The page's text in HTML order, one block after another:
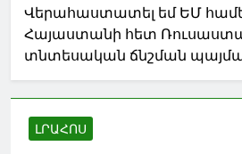
Վերահաստատել եմ ԵՄ
Հայաստանի հետ
տնտեսական ճնշման
ԼՐԱՀՈՍ